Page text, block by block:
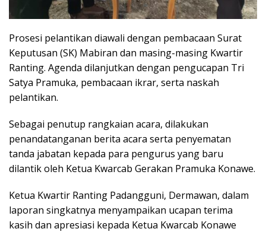
Prosesi pelantikan diawali dengan pembacaan Surat
Keputusan (SK) Mabiran dan masing-masing Kwartir
Ranting. Agenda dilanjutkan dengan pengucapan Tri
Satya Pramuka, pembacaan ikrar, serta naskah
pelantikan.
Sebagai penutup rangkaian acara, dilakukan
penandatanganan berita acara serta penyematan
tanda jabatan kepada para pengurus yang baru
dilantik oleh Ketua Kwarcab Gerakan Pramuka Konawe.
Ketua Kwartir Ranting Padangguni, Dermawan, dalam
laporan singkatnya menyampaikan ucapan terima
kasih dan apresiasi kepada Ketua Kwarcab Konawe